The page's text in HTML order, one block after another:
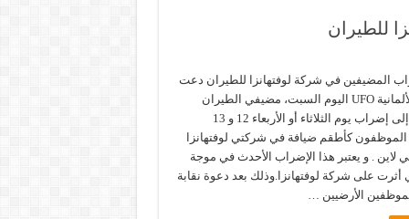
للطيران
المضيفين في شركة لوفتهانزا للطيران دعت
نقابة العمال الألمانية UFO اليوم السبت، مضيفي الطيران
المنتسبين لها إلى إضراب يوم الثلاثاء أو الأربعاء 12 و 13
كأطقم ضيافة في شركتي لوفتهانزا
لاين . و يعتبر هذا الإضراب الأحدث في موجة
أثرت على شركة لوفتهانزا.وذلك بعد دعوة نقابة
الأرضيين …